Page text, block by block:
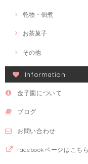
乾物・佃煮
お茶菓子
その他
Information
金子園について
ブログ
お問い合わせ
facebookページはこちら